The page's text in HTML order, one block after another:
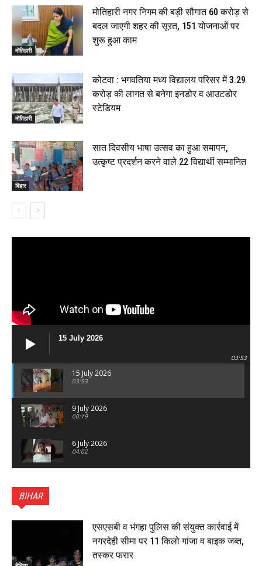
मोतिहारी
मोतिहारी नगर निगम की बड़ी सौगात ₹60 करोड़ से
बदल जाएगी शहर की सूरत, 151 योजनाओं पर
शुरू हुआ काम
मोतिहारी
कोटवा : भगवतिया मध्य विद्यालय परिसर में 3.29
करोड़ की लागत से बनेगा इनडोर व आउटडोर
स्टेडियम
बिहार
सात दिवसीय भाषा उत्सव का हुआ समापन,
उत्कृष्ट प्रदर्शन करने वाले 22 विद्यार्थी सम्मानित
15 July 2026
03:53
15 July 2026
03:53
9 July 2026
00:19
6 July 2026
04:02
का भव्य पथ संचलन, 5 July 2026
बेतिया : मझौलिया में 1.24 क्विंटल गांजा के साथ बोलेरो ज़ब्त, दो
तस्कर गिरफ्तार, 4 July 2026
BIHAR
एसएसबी व भंगहा पुलिस की संयुक्त कार्रवाई में
नगरदेही सीमा पर 11 किलो गांजा व बाइक जब्त,
तस्कर फरार